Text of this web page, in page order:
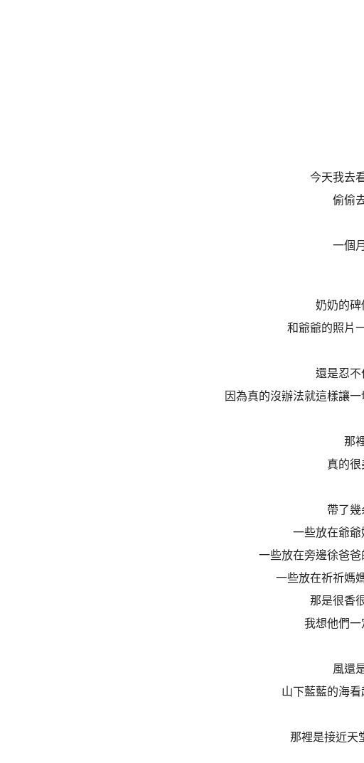
今天我去
偷偷
一個
奶奶的碑
和爺爺的照片
還是忍不
因為真的沒辦法就這樣讓
那
真的很
帶了幾
一些放在爺爺
一些放在旁邊徐爸
一些放在祈祈媽
那是很香
我想他們一
風還
山下藍藍的海
那裡是接近天